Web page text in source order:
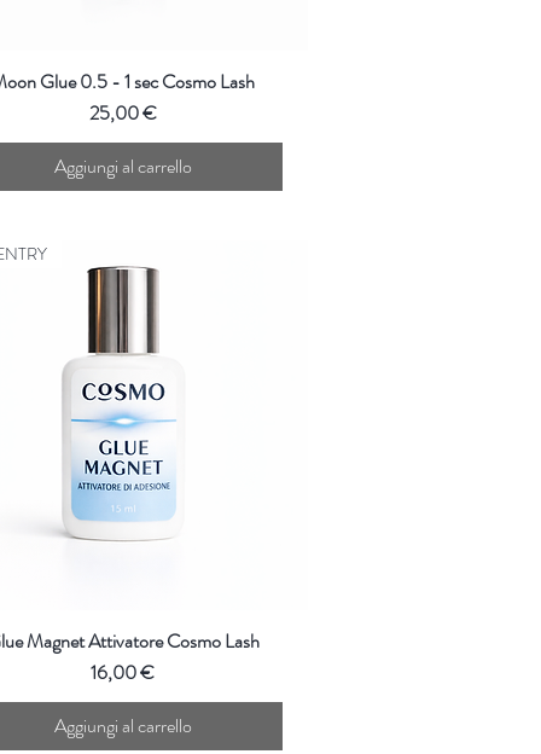
Glue 0.5 - 1 sec Cosmo Lash
Prezzo
25,00 €
Aggiungi al carrello
Magnet Attivatore Cosmo Lash
Prezzo
16,00 €
Aggiungi al carrello